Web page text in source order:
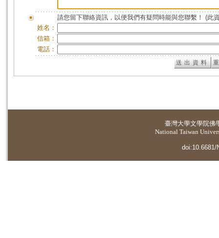
請您留下聯絡資訊，以便我們有疑問時能與您聯繫！ (此
姓名：
信箱：
電話：
臺灣大學文學院佛
National Taiwan
doi:10.6681/